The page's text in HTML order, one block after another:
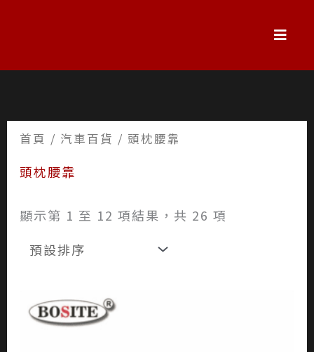
容
首頁 / 汽車百貨 / 頭枕腰靠
頭枕腰靠
顯示第 1 至 12 項結果，共 26 項